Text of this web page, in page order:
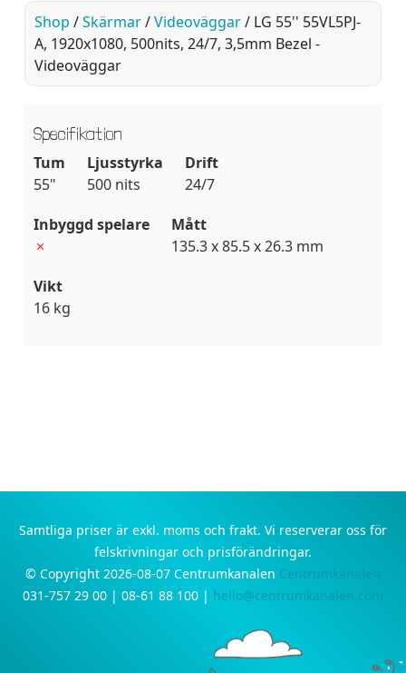
Shop /Skärmar/Videoväggar/ LG 55'' 55VL5PJ-
A, 1920x1080, 500nits, 24/7, 3,5mm Bezel -
Videoväggar
Specifikation
Tum
55"
Ljusstyrka
500 nits
Drift
24/7
Inbyggd spelare
Mått
135.3 x 85.5 x 26.3 mm
Vikt
16 kg
Samtliga priser är exkl. moms och frakt. Vi reserverar oss för
felskrivningar och prisförändringar.
© Copyright 2026-08-07 Centrumkanalen Centrumkanalen
031-757 29 00 | 08-61 88 100 | hello@centrumkanalen.com